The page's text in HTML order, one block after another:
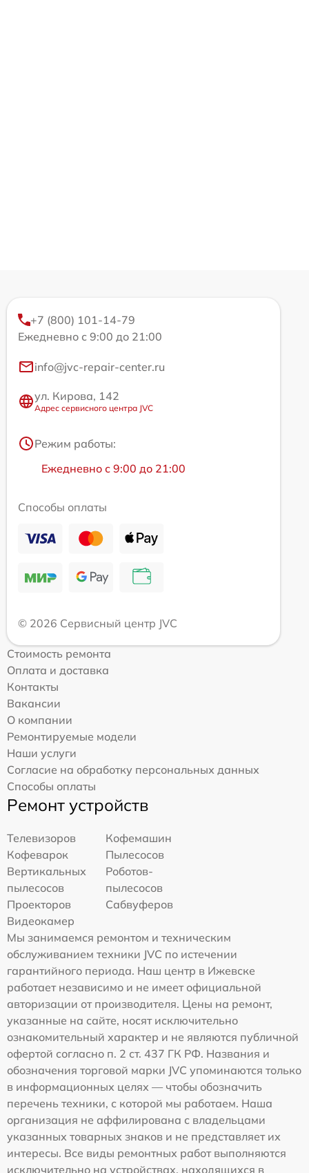
+7 (800) 101-14-79
Ежедневно с 9:00 до 21:00
info@jvc-repair-center.ru
ул. Кирова, 142
Адрес сервисного центра JVC
Режим работы:
Ежедневно с 9:00 до 21:00
Способы оплаты
© 2026 Сервисный центр JVC
Стоимость ремонта
Оплата и доставка
Контакты
Вакансии
О компании
Ремонтируемые модели
Наши услуги
Согласие на обработку персональных данных
Способы оплаты
Ремонт устройств
Телевизоров
Кофемашин
Кофеварок
Пылесосов
Вертикальных
пылесосов
Роботов-
пылесосов
Проекторов
Сабвуферов
Видеокамер
Мы занимаемся ремонтом и техническим
обслуживанием техники JVC по истечении
гарантийного периода. Наш центр в Ижевске
работает независимо и не имеет официальной
авторизации от производителя. Цены на ремонт,
указанные на сайте, носят исключительно
ознакомительный характер и не являются публичной
офертой согласно п. 2 ст. 437 ГК РФ. Названия и
обозначения торговой марки JVC упоминаются только
в информационных целях — чтобы обозначить
перечень техники, с которой мы работаем. Наша
организация не аффилирована с владельцами
указанных товарных знаков и не представляет их
интересы. Все виды ремонтных работ выполняются
исключительно на устройствах, находящихся в